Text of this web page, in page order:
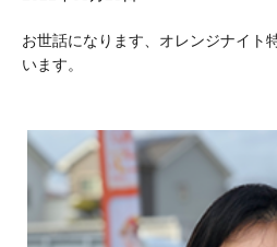
お世話になります、オレンジナイト
います。